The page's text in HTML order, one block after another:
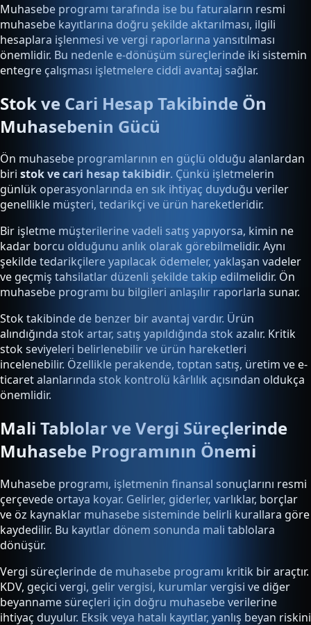
Muhasebe programı tarafında ise bu faturaların resmi
muhasebe kayıtlarına doğru şekilde aktarılması, ilgili
hesaplara işlenmesi ve vergi raporlarına yansıtılması
önemlidir. Bu nedenle e-dönüşüm süreçlerinde iki sistemin
entegre çalışması işletmelere ciddi avantaj sağlar.
Stok ve Cari Hesap Takibinde Ön
Muhasebenin Gücü
Ön muhasebe programlarının en güçlü olduğu alanlardan
biri stok ve cari hesap takibidir. Çünkü işletmelerin
günlük operasyonlarında en sık ihtiyaç duyduğu veriler
genellikle müşteri, tedarikçi ve ürün hareketleridir.
Bir işletme müşterilerine vadeli satış yapıyorsa, kimin ne
kadar borcu olduğunu anlık olarak görebilmelidir. Aynı
şekilde tedarikçilere yapılacak ödemeler, yaklaşan vadeler
ve geçmiş tahsilatlar düzenli şekilde takip edilmelidir. Ön
muhasebe programı bu bilgileri anlaşılır raporlarla sunar.
Stok takibinde de benzer bir avantaj vardır. Ürün
alındığında stok artar, satış yapıldığında stok azalır. Kritik
stok seviyeleri belirlenebilir ve ürün hareketleri
incelenebilir. Özellikle perakende, toptan satış, üretim ve e-
ticaret alanlarında stok kontrolü kârlılık açısından oldukça
önemlidir.
Mali Tablolar ve Vergi Süreçlerinde
Muhasebe Programının Önemi
Muhasebe programı, işletmenin finansal sonuçlarını resmi
çerçevede ortaya koyar. Gelirler, giderler, varlıklar, borçlar
ve öz kaynaklar muhasebe sisteminde belirli kurallara göre
kaydedilir. Bu kayıtlar dönem sonunda mali tablolara
dönüşür.
Vergi süreçlerinde de muhasebe programı kritik bir araçtır.
KDV, geçici vergi, gelir vergisi, kurumlar vergisi ve diğer
beyanname süreçleri için doğru muhasebe verilerine
ihtiyaç duyulur. Eksik veya hatalı kayıtlar, yanlış beyan riskini